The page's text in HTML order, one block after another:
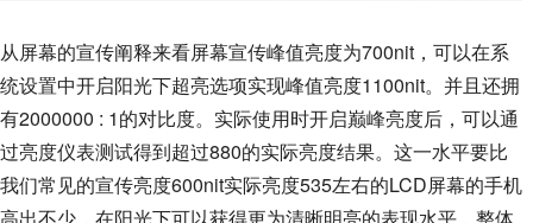
从屏幕的宣传阐释来看屏幕宣传峰值亮度为700nit，可以在系
统设置中开启阳光下超亮选项实现峰值亮度1100nit。并且还拥
有2000000 : 1的对比度。实际使用时开启巅峰亮度后，可以通
过亮度仪表测试得到超过880的实际亮度结果。这一水平要比
我们常见的宣传亮度600nit实际亮度535左右的LCD屏幕的手机